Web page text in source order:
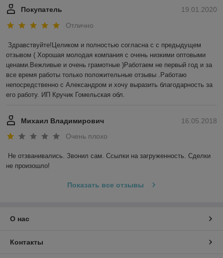
19.01.2020
Покупатель
Отлично
Здравствуйте!Целиком и полностью согласна с с предыдущем
отзывом ( Хорошая молодая компания с очень низкими оптовыми
ценами.Вежливые и очень грамотные )Работаем не первый год и за
все время работы только положительные отзывы .Работаю
непосредственно с Александром и хочу выразить благодарность за
его работу. ИП Кручик Гомельская обл.
16.05.2018
Михаил Владимирович
Очень плохо
Не отзванивались. Звонил сам. Ссылки на загруженность. Сделки
не произошло!
Показать все отзывы
О нас
Контакты